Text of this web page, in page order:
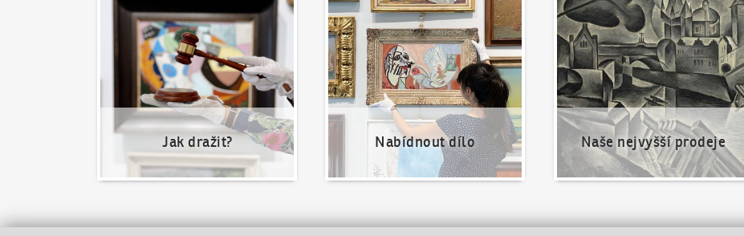
Jak dražit? Nabídnout dílo Naše nejvyšší prodeje